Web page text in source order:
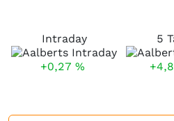
Intraday
+0,27 %
5